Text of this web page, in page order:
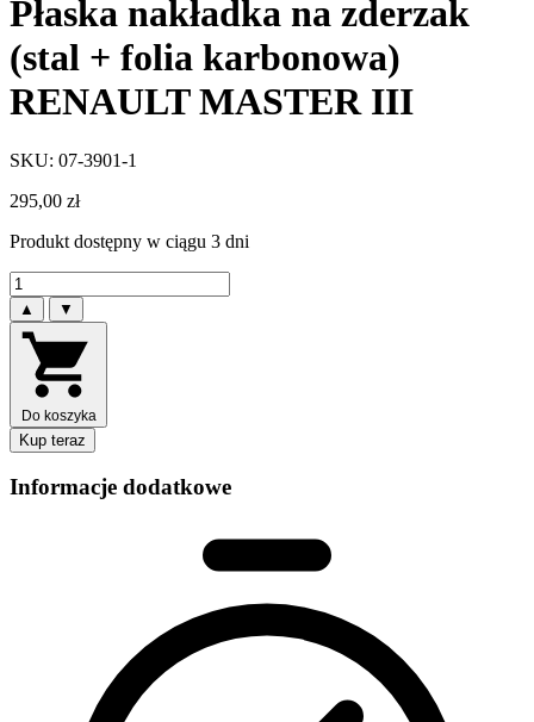
Płaska nakładka na zderzak
(stal + folia karbonowa)
RENAULT MASTER III
SKU: 07-3901-1
295,00 zł
Produkt dostępny w ciągu 3 dni
▲ ▼
Do koszyka
Kup teraz
Informacje dodatkowe